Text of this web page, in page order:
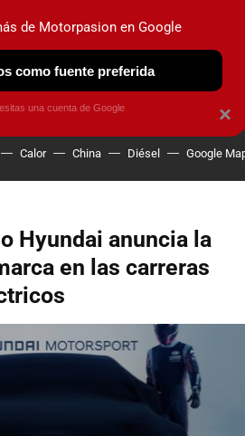
OBSERVATORIO
Calor China Diésel Google
Hyundai anuncia la
en las carreras
×
de Motorpasion en Google
como fuente preferida
una cuenta de Google